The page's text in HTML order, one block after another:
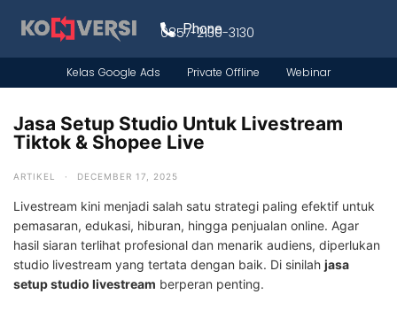
Phone
0857-2130-3130
Kelas Google Ads Private Offline Webinar
Jasa Setup Studio Untuk Livestream
Tiktok & Shopee Live
ARTIKEL · DECEMBER 17, 2025
Livestream kini menjadi salah satu strategi paling efektif untuk
pemasaran, edukasi, hiburan, hingga penjualan online. Agar
hasil siaran terlihat profesional dan menarik audiens, diperlukan
studio livestream yang tertata dengan baik. Di sinilah jasa
setup studio livestream berperan penting.